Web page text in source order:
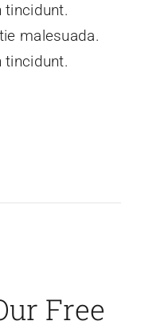
tincidunt.
malesuada.
tincidunt.
Free